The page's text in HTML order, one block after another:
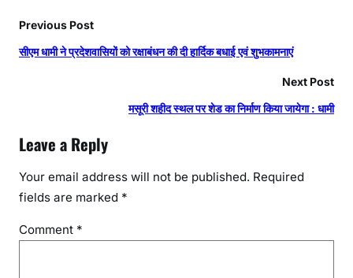
Previous Post
सीएम धामी ने प्रदेशवासियों को रक्षाबंधन की दी हार्दिक बधाई एवं शुभकामनाएं
Next Post
मसूरी शहीद स्थल पर शेड का निर्माण किया जायेगा : धामी
Leave a Reply
Your email address will not be published. Required
fields are marked *
Comment *